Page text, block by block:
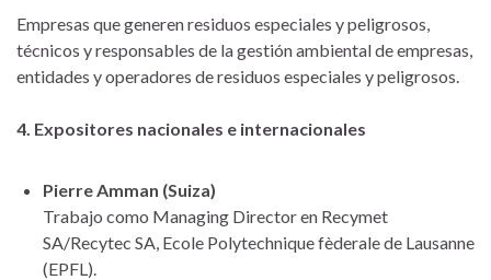
Empresas que generen residuos especiales y peligrosos,
técnicos y responsables de la gestión ambiental de empresas,
entidades y operadores de residuos especiales y peligrosos.
4. Expositores nacionales e internacionales
Pierre Amman (Suiza)
Trabajo como Managing Director en Recymet
SA/Recytec SA, Ecole Polytechnique fèderale de Lausanne
(EPFL).